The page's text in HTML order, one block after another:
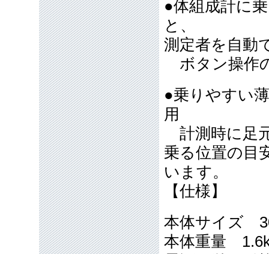
●体組成計に
と、
測定者を自動
ボタン操作
●乗りやすい
用
計測時に足
乗る位置の目
います。
【仕様】
本体サイズ
本体重量